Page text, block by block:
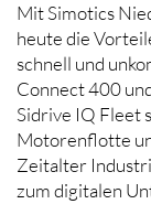
Mit Simotics
heute die
schnell und
Connect 400
Sidrive IQ Fleet
Motorenflotte
Zeitalter
zum digitalen